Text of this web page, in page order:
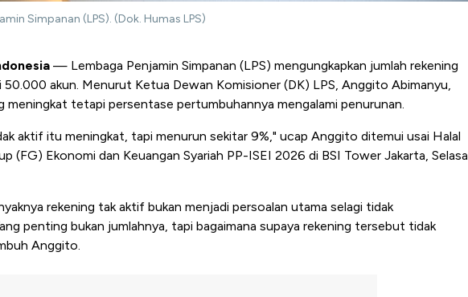
Simpanan (LPS). (Dok. Humas LPS)
— Lembaga Penjamin Simpanan (LPS) mengungkapkan jumlah rekening
akun. Menurut Ketua Dewan Komisioner (DK) LPS, Anggito Abimanyu,
meningkat tetapi persentase pertumbuhannya mengalami penurunan.
aktif itu meningkat, tapi menurun sekitar 9%," ucap Anggito ditemui usai Halal
(FG) Ekonomi dan Keuangan Syariah PP-ISEI 2026 di BSI Tower Jakarta, Selasa
rekening tak aktif bukan menjadi persoalan utama selagi tidak
penting bukan jumlahnya, tapi bagaimana supaya rekening tersebut tidak
Anggito.